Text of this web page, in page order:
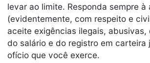
levar ao limite. Responda sempre à
(evidentemente, com respeito e
aceite exigências ilegais,
do salário e do registro em carteira
ofício que você exerce.